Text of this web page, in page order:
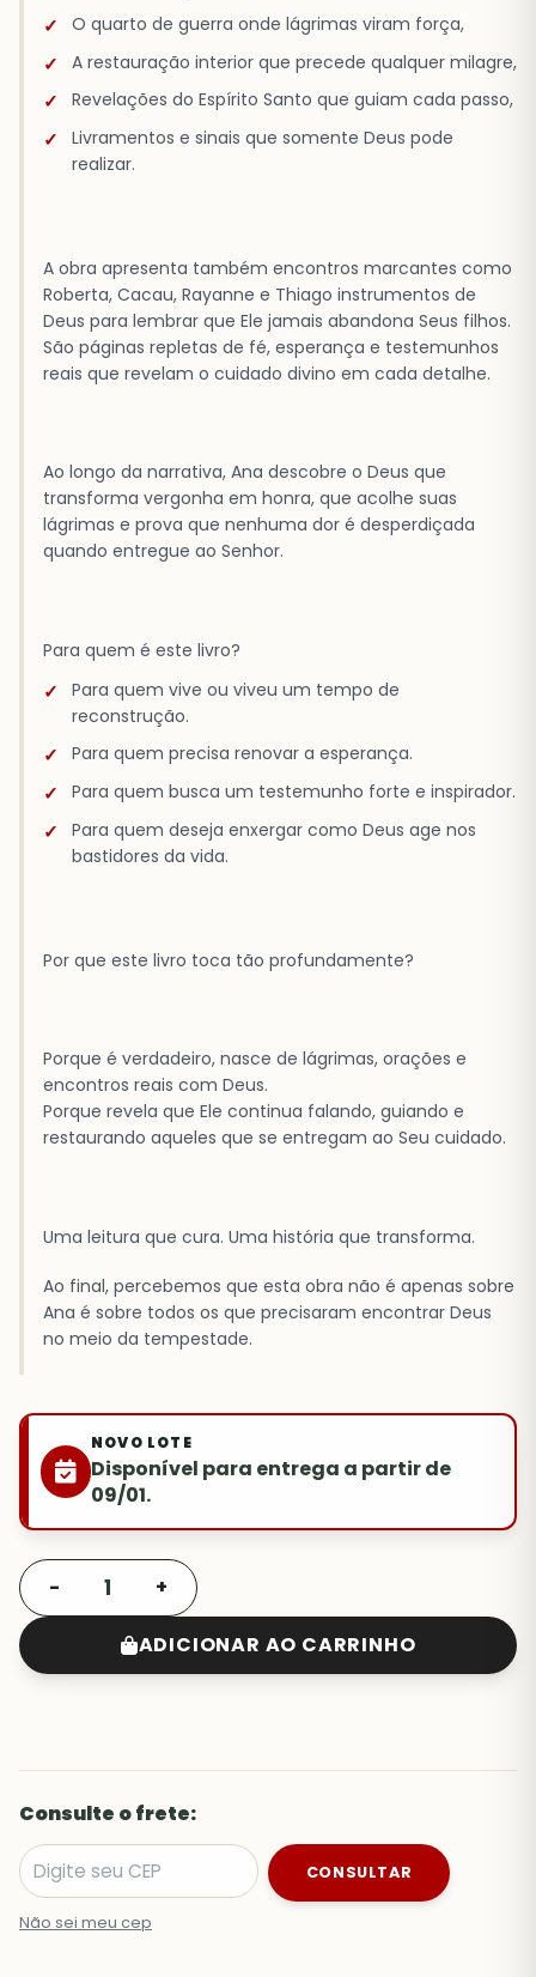
O quarto de guerra onde lágrimas viram força,
A restauração interior que precede qualquer milagre,
Revelações do Espírito Santo que guiam cada passo,
Livramentos e sinais que somente Deus pode
realizar.
A obra apresenta também encontros marcantes como
Roberta, Cacau, Rayanne e Thiago instrumentos de
Deus para lembrar que Ele jamais abandona Seus filhos.
São páginas repletas de fé, esperança e testemunhos
reais que revelam o cuidado divino em cada detalhe.
Ao longo da narrativa, Ana descobre o Deus que
transforma vergonha em honra, que acolhe suas
lágrimas e prova que nenhuma dor é desperdiçada
quando entregue ao Senhor.
Para quem é este livro?
Para quem vive ou viveu um tempo de
reconstrução.
Para quem precisa renovar a esperança.
Para quem busca um testemunho forte e inspirador.
Para quem deseja enxergar como Deus age nos
bastidores da vida.
Por que este livro toca tão profundamente?
Porque é verdadeiro, nasce de lágrimas, orações e
encontros reais com Deus.
Porque revela que Ele continua falando, guiando e
restaurando aqueles que se entregam ao Seu cuidado.
Uma leitura que cura. Uma história que transforma.
Ao final, percebemos que esta obra não é apenas sobre
Ana é sobre todos os que precisaram encontrar Deus
no meio da tempestade.
NOVO LOTE
Disponível para entrega a partir de
09/01.
- +
ADICIONAR AO CARRINHO
Consulte o frete:
CONSULTAR
Não sei meu cep